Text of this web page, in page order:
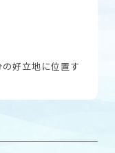
好立地に位置す